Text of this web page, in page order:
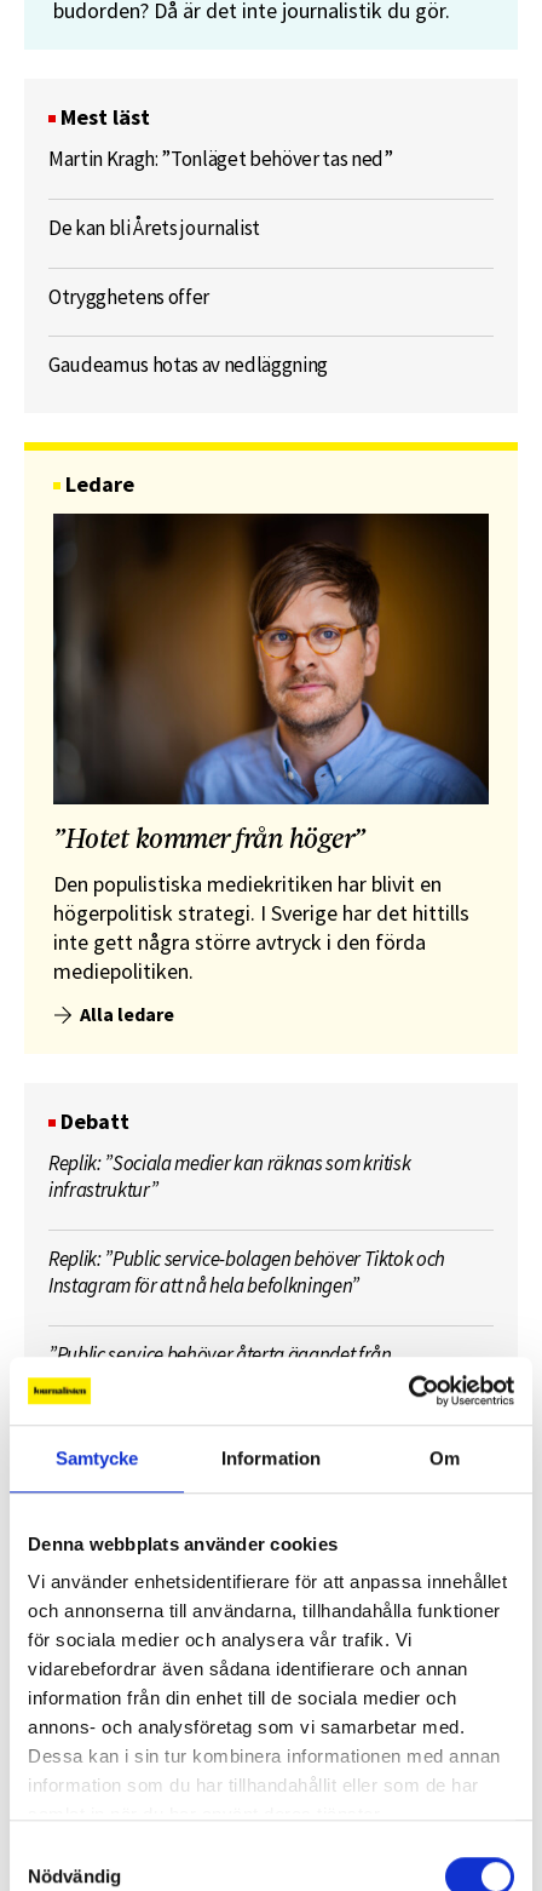
Samtycke Information Om
Denna webbplats använder cookies
Vi använder enhetsidentifierare för att anpassa innehållet
och annonserna till användarna, tillhandahålla funktioner
för sociala medier och analysera vår trafik. Vi
vidarebefordrar även sådana identifierare och annan
information från din enhet till de sociala medier och
annons- och analysföretag som vi samarbetar med.
Dessa kan i sin tur kombinera informationen med annan
information som du har tillhandahållit eller som de har
Nödvändig
budorden? Då är det inte journalistik du gör.
Mest läst
Martin Kragh: ”Tonläget behöver tas ned”
De kan bli Årets journalist
Otrygghetens offer
Gaudeamus hotas av nedläggning
Ledare
”Hotet kommer från höger”
Den populistiska mediekritiken har blivit en
högerpolitisk strategi. I Sverige har det hittills
inte gett några större avtryck i den förda
mediepolitiken.
Alla ledare
Debatt
Replik: ”Sociala medier kan räknas som kritisk
infrastruktur”
Replik: ”Public service-bolagen behöver Tiktok och
Instagram för att nå hela befolkningen”
”Public service behöver återta ägandet från
techjättarna”
Replik: ”Tv-mediet har svårare att bära verklig
komplexitet – men när det lyckas är det magiskt”
”SVT visar vetenskap – men får oss inte att tänka”
Mer debatt
PROFIL